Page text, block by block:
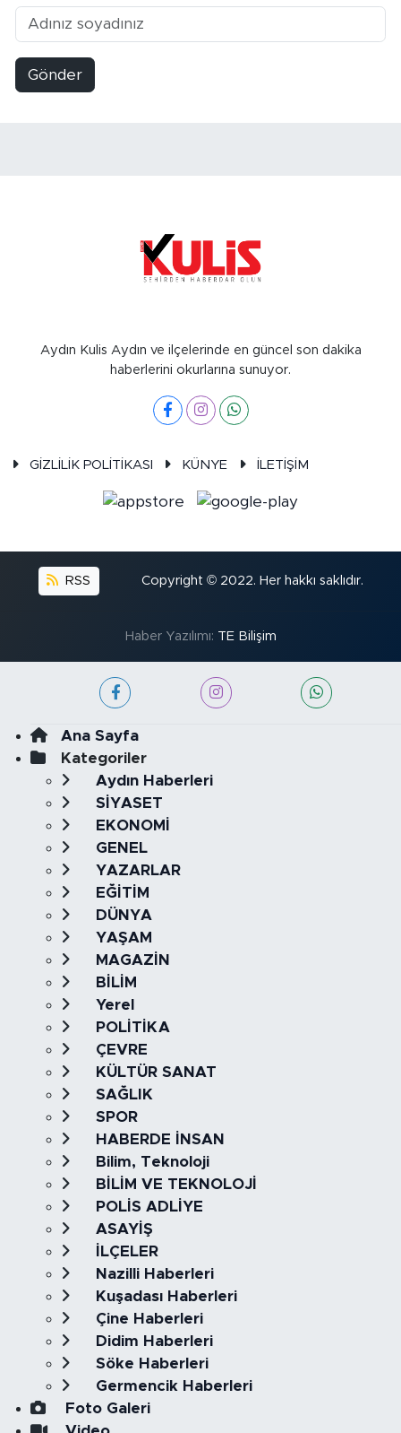
Gönder
Aydın Kulis Aydın ve ilçelerinde en güncel son dakika
haberlerini okurlarına sunuyor.
GİZLİLİK POLİTİKASI KÜNYE İLETİŞİM
RSS Copyright © 2022. Her hakkı saklıdır.
Haber Yazılımı: TE Bilişim
Ana Sayfa
Kategoriler
Aydın Haberleri
SİYASET
EKONOMİ
GENEL
YAZARLAR
EĞİTİM
DÜNYA
YAŞAM
MAGAZİN
BİLİM
Yerel
POLİTİKA
ÇEVRE
KÜLTÜR SANAT
SAĞLIK
SPOR
HABERDE İNSAN
Bilim, Teknoloji
BİLİM VE TEKNOLOJİ
POLİS ADLİYE
ASAYİŞ
İLÇELER
Nazilli Haberleri
Kuşadası Haberleri
Çine Haberleri
Didim Haberleri
Söke Haberleri
Germencik Haberleri
Foto Galeri